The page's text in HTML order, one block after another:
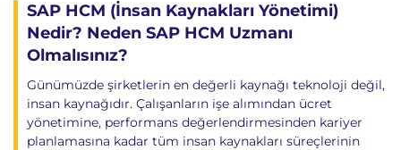
SAP HCM (İnsan Kaynakları Yönetimi)
Nedir? Neden SAP HCM Uzmanı
Olmalısınız?
Günümüzde şirketlerin en değerli kaynağı teknoloji değil,
insan kaynağıdır. Çalışanların işe alımından ücret
yönetimine, performans değerlendirmesinden kariyer
planlamasına kadar tüm insan kaynakları süreçlerinin